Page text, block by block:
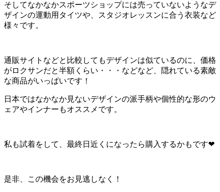
そしてなかなかスポーツショップには売っていないようなデ
ザインの運動用タイツや、スタジオレッスンに合う衣装など
様々です。
通販サイトなどと比較してもデザインは似ているのに、価格
がロクサンだと半額くらい・・・などなど、隠れている素敵
な商品がいっぱいです！
日本ではなかなか見ないデザインの派手柄や個性的な形のウ
ェアやインナーもオススメです。
私も試着をして、最終日近くになったら購入するかもです❤
是非、この機会をお見逃しなく！